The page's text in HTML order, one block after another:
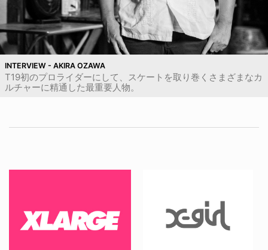
INTERVIEW - AKIRA OZAWA
T19初のプロライダーにして、スケートを取り巻くさまざまなカ
ルチャーに精通した最重要人物。